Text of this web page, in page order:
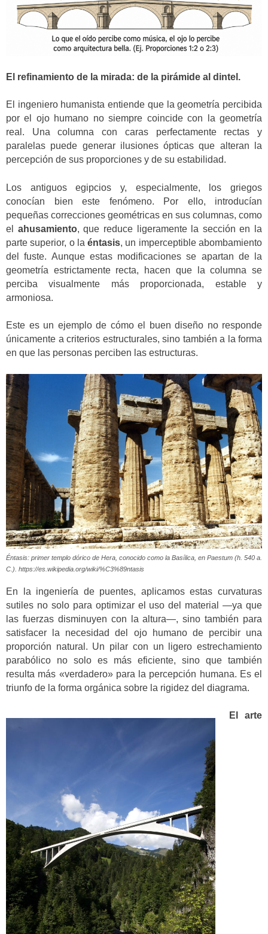
El refinamiento de la mirada: de la pirámide al dintel.
El ingeniero humanista entiende que la geometría percibida
por el ojo humano no siempre coincide con la geometría
real. Una columna con caras perfectamente rectas y
paralelas puede generar ilusiones ópticas que alteran la
percepción de sus proporciones y de su estabilidad.
Los antiguos egipcios y, especialmente, los griegos
conocían bien este fenómeno. Por ello, introducían
pequeñas correcciones geométricas en sus columnas, como
el ahusamiento, que reduce ligeramente la sección en la
parte superior, o laéntasis, un imperceptible abombamiento
del fuste. Aunque estas modificaciones se apartan de la
geometría estrictamente recta, hacen que la columna se
perciba visualmente más proporcionada, estable y
armoniosa.
Este es un ejemplo de cómo el buen diseño no responde
únicamente a criterios estructurales, sino también a la forma
en que las personas perciben las estructuras.
Éntasis: primer templo dórico de Hera, conocido como la Basílica, en Paestum (h. 540 a.
C.). https://es.wikipedia.org/wiki/%C3%89ntasis
En la ingeniería de puentes, aplicamos estas curvaturas
sutiles no solo para optimizar el uso del material —ya que
las fuerzas disminuyen con la altura—, sino también para
satisfacer la necesidad del ojo humano de percibir una
proporción natural. Un pilar con un ligero estrechamiento
parabólico no solo es más eficiente, sino que también
resulta más «verdadero» para la percepción humana. Es el
triunfo de la forma orgánica sobre la rigidez del diagrama.
El arte